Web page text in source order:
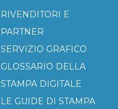
RIVENDITORI E
PARTNER
SERVIZIO GRAFICO
GLOSSARIO DELLA
STAMPA DIGITALE
LE GUIDE DI STAMPA